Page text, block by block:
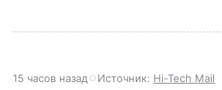
15 часов назад Источник: Hi-Tech Mail